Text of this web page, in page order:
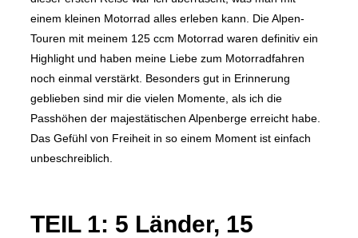
einem kleinen Motorrad alles erleben kann. Die Alpen-
Touren mit meinem 125 ccm Motorrad waren definitiv ein
Highlight und haben meine Liebe zum Motorradfahren
noch einmal verstärkt. Besonders gut in Erinnerung
geblieben sind mir die vielen Momente, als ich die
Passhöhen der majestätischen Alpenberge erreicht habe.
Das Gefühl von Freiheit in so einem Moment ist einfach
unbeschreiblich.
TEIL 1: 5 Länder, 15